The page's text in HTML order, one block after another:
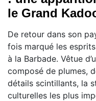
le Grand
De retour dans son
fois marqué les
à la Barbade. Vêtue
composé de plumes,
détails scintillants, la
culturelles les plus